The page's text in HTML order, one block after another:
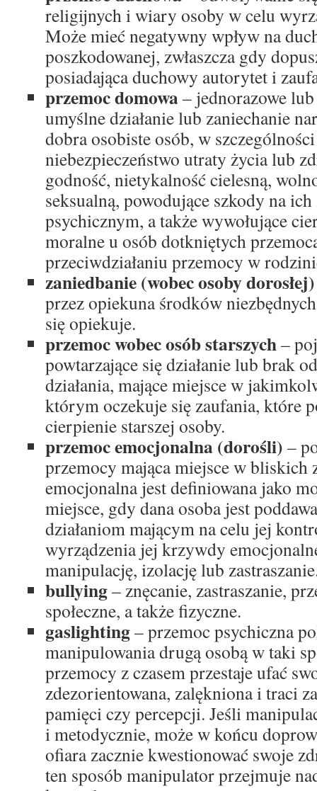
religijnych i wiary osoby w celu
Może mieć negatywny wpływ na
poszkodowanej, zwłaszcza gdy
posiadająca duchowy autorytet i
przemoc domowa– jednorazowe
umyślne działanie lub zaniechanie
dobra osobiste osób, w
niebezpieczeństwo utraty życia lub
godność, nietykalność cielesną,
seksualną, powodujące szkody na
psychicznym, a także wywołujące
moralne u osób dotkniętych
przeciwdziałaniu przemocy w
zaniedbanie (wobec osoby
przez opiekuna środków
się opiekuje.
przemoc wobec osób starszych–
powtarzające się działanie lub brak
działania, mające miejsce w
którym oczekuje się zaufania, które
cierpienie starszej osoby.
przemoc emocjonalna (dorośli) –
przemocy mająca miejsce w bliskich
emocjonalna jest definiowana jako
miejsce, gdy dana osoba jest
działaniom mającym na celu jej
wyrządzenia jej krzywdy
manipulację, izolację lub
bullying– znęcanie, zastraszanie,
społeczne, a także fizyczne.
gaslighting– przemoc psychiczna
manipulowania drugą osobą w taki
przemocy z czasem przestaje ufać
zdezorientowana, zalękniona i traci
pamięci czy percepcji. Jeśli
i metodycznie, może w końcu
ofiara zacznie kwestionować swoje
ten sposób manipulator przejmuje